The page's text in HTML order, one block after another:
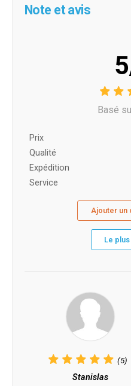
Note et avis
Basé
Prix ​​
Qualité
Expédition
Service
Ajouter un
Le
(5)
Stanislas